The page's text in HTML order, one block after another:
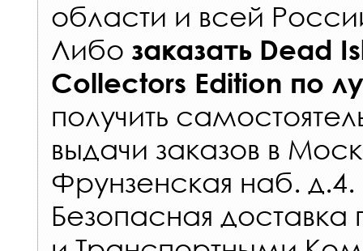
области и всей
Либо заказать Dead
Collectors Edition по
получить
выдачи заказов в
Фрунзенская наб. д.4.
Безопасная